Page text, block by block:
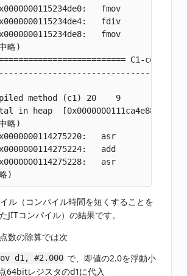
fmov        d1,
fdiv        d2,
fmov        d0,
略)
C1-
method (c1) 20    9       2
in heap
略)
asr        w8,
add        w8,
asr        w0,
ル（コンパイル時間を短くすることを
JITコンパイル）の結果です。
数の除算では次
d1, #2.000 で、即値の2.0を浮動小
64bitレジスタのd1に代入